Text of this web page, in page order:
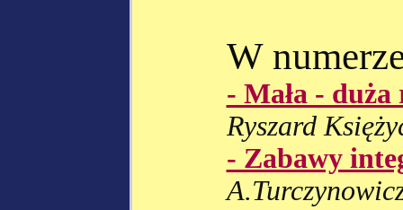
W
- Mała -
Ryszard
- Zabawy